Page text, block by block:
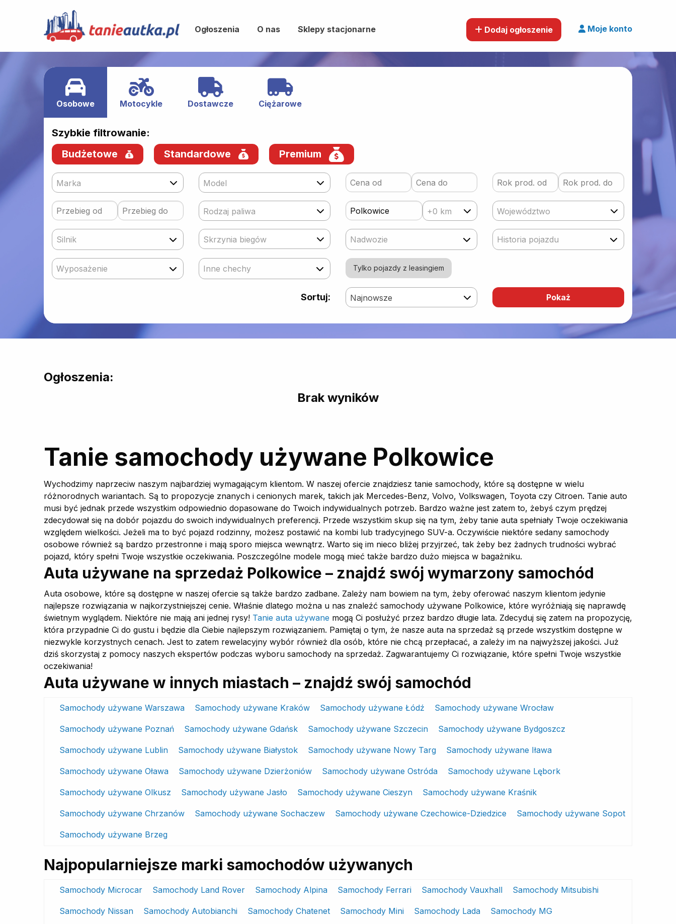
Ogłoszenia O nas Sklepy stacjonarne Dodaj ogłoszenie Moje konto
Osobowe Motocykle Dostawcze Ciężarowe
Szybkie filtrowanie:
Budżetowe
Standardowe Premium
Marka Model
Rodzaj paliwa +0 km Województwo
Silnik Skrzynia biegów Nadwozie Historia pojazdu
Wyposażenie Inne chechy Tylko pojazdy z leasingiem
Sortuj: Najnowsze
Ogłoszenia:
Brak wyników
Tanie samochody używane Polkowice
Wychodzimy naprzeciw naszym najbardziej wymagającym klientom. W naszej ofercie znajdziesz tanie samochody, które są dostępne w wielu
różnorodnych wariantach. Są to propozycje znanych i cenionych marek, takich jak Mercedes-Benz, Volvo, Volkswagen, Toyota czy Citroen. Tanie auto
musi być jednak przede wszystkim odpowiednio dopasowane do Twoich indywidualnych potrzeb. Bardzo ważne jest zatem to, żebyś czym prędzej
zdecydował się na dobór pojazdu do swoich indywidualnych preferencji. Przede wszystkim skup się na tym, żeby tanie auta spełniały Twoje oczekiwania
względem wielkości. Jeżeli ma to być pojazd rodzinny, możesz postawić na kombi lub tradycyjnego SUV-a. Oczywiście niektóre sedany samochody
osobowe również są bardzo przestronne i mają sporo miejsca wewnątrz. Warto się im nieco bliżej przyjrzeć, tak żeby bez żadnych trudności wybrać
pojazd, który spełni Twoje wszystkie oczekiwania. Poszczególne modele mogą mieć także bardzo dużo miejsca w bagażniku.
Auta używane na sprzedaż Polkowice – znajdź swój wymarzony samochód
Auta osobowe, które są dostępne w naszej ofercie są także bardzo zadbane. Zależy nam bowiem na tym, żeby oferować naszym klientom jedynie
najlepsze rozwiązania w najkorzystniejszej cenie. Właśnie dlatego można u nas znaleźć samochody używane Polkowice, które wyróżniają się naprawdę
świetnym wyglądem. Niektóre nie mają ani jednej rysy! Tanie auta używane mogą Ci posłużyć przez bardzo długie lata. Zdecyduj się zatem na propozycję,
która przypadnie Ci do gustu i będzie dla Ciebie najlepszym rozwiązaniem. Pamiętaj o tym, że nasze auta na sprzedaż są przede wszystkim dostępne w
niezwykle korzystnych cenach. Jest to zatem rewelacyjny wybór również dla osób, które nie chcą przepłacać, a zależy im na najwyższej jakości. Już
dziś skorzystaj z pomocy naszych ekspertów podczas wyboru samochody na sprzedaż. Zagwarantujemy Ci rozwiązanie, które spełni Twoje wszystkie
oczekiwania!
Auta używane w innych miastach – znajdź swój samochód
Samochody używane Warszawa Samochody używane Kraków Samochody używane Łódź Samochody używane Wrocław
Samochody używane Poznań Samochody używane Gdańsk Samochody używane Szczecin Samochody używane Bydgoszcz
Samochody używane Lublin Samochody używane Białystok Samochody używane Nowy Targ Samochody używane Iława
Samochody używane Oława Samochody używane Dzierżoniów Samochody używane Ostróda Samochody używane Lębork
Samochody używane Olkusz Samochody używane Jasło Samochody używane Cieszyn Samochody używane Kraśnik
Samochody używane Chrzanów Samochody używane Sochaczew Samochody używane Czechowice-Dziedzice Samochody używane Sopot
Samochody używane Brzeg
Najpopularniejsze marki samochodów używanych
Samochody Microcar Samochody Land Rover Samochody Alpina Samochody Ferrari Samochody Vauxhall Samochody Mitsubishi
Samochody Nissan Samochody Autobianchi Samochody Chatenet Samochody Mini Samochody Lada Samochody MG